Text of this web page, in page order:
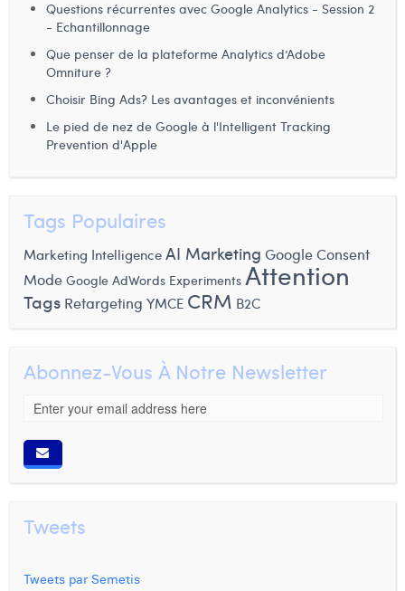
Questions récurrentes avec Google Analytics - Session 2
- Echantillonnage
Que penser de la plateforme Analytics d’Adobe
Omniture ?
Choisir Bing Ads? Les avantages et inconvénients
Le pied de nez de Google à l'Intelligent Tracking
Prevention d'Apple
Tags Populaires
Marketing IntelligenceAI Marketing Google Consent
Mode Google AdWords Experiments Attention
Tags Retargeting YMCE CRM B2C
Abonnez-Vous À Notre Newsletter
Tweets
Tweets par Semetis